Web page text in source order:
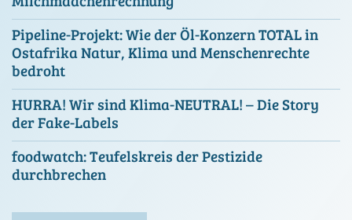
Pipeline-Projekt: Wie der Öl-Konzern TOTAL in
Ostafrika Natur, Klima und Menschenrechte
bedroht
HURRA! Wir sind Klima-NEUTRAL! – Die Story
der Fake-Labels
foodwatch: Teufelskreis der Pestizide
durchbrechen